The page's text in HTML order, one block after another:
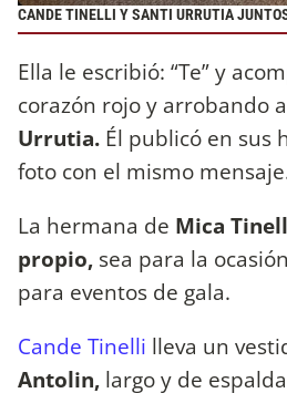
CANDE TINELLI Y SANTI URRUTIA
Ella le escribió: “Te” y
corazón rojo y arrobando a
Urrutia. Él publicó en sus
foto con el mismo
La hermana de Mica
propio, sea para la
para eventos de gala.
Cande Tinelli lleva un
Antolin, largo y de